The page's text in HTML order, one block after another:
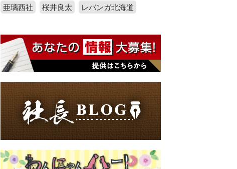
亜璃西社
桜井良太 レバンガ北海道